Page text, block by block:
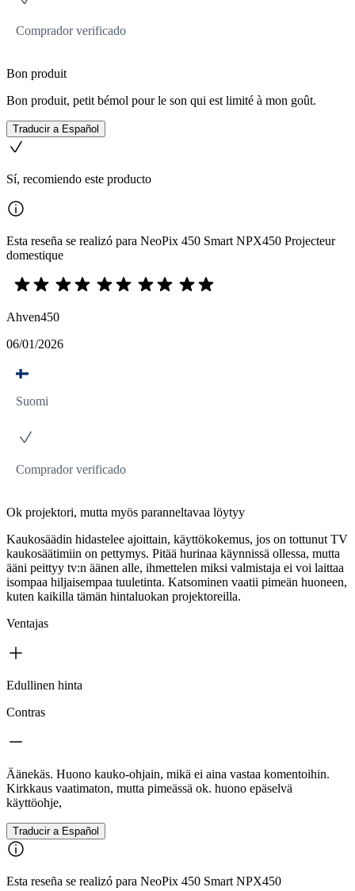
Comprador verificado
Bon produit
Bon produit, petit bémol pour le son qui est limité à mon goût.
Traducir a Español
Sí, recomiendo este producto
Esta reseña se realizó para NeoPix 450 Smart NPX450 Projecteur
domestique
Ahven450
06/01/2026
Suomi
Comprador verificado
Ok projektori, mutta myös paranneltavaa löytyy
Kaukosäädin hidastelee ajoittain, käyttökokemus, jos on tottunut TV
kaukosäätimiin on pettymys. Pitää hurinaa käynnissä ollessa, mutta
ääni peittyy tv:n äänen alle, ihmettelen miksi valmistaja ei voi laittaa
isompaa hiljaisempaa tuuletinta. Katsominen vaatii pimeän huoneen,
kuten kaikilla tämän hintaluokan projektoreilla.
Ventajas
Edullinen hinta
Contras
Äänekäs. Huono kauko-ohjain, mikä ei aina vastaa komentoihin.
Kirkkaus vaatimaton, mutta pimeässä ok. huono epäselvä
käyttöohje,
Traducir a Español
Esta reseña se realizó para NeoPix 450 Smart NPX450